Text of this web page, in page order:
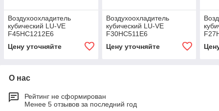
Воздухоохладитель
кубический LU-VE
F45HC1212E6
Цену уточняйте
Воздухоохладитель
кубический LU-VE
F30HC511E6
Цену уточняйте
О нас
Рейтинг не сформирован
Менее 5 отзывов за последний год